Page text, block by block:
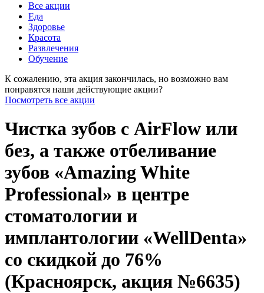
Все акции
Еда
Здоровье
Красота
Развлечения
Обучение
К сожалению, эта акция закончилась, но возможно вам
понравятся наши действующие акции?
Посмотреть все акции
Чистка зубов с AirFlow или
без, а также отбеливание
зубов «Amazing White
Professional» в центре
стоматологии и
имплантологии «WellDenta»
со скидкой до 76%
(Красноярск, акция №6635)